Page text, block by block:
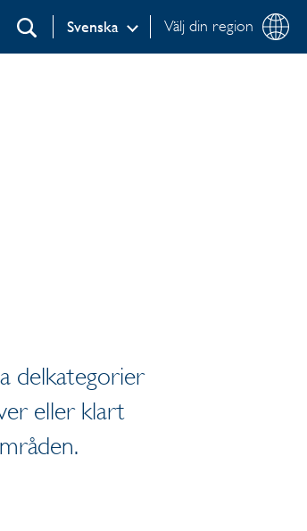
Välj din region
Svenska
Sök
delkategorier
eller klart